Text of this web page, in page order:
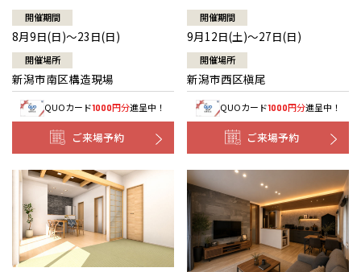
開催期間
8月9日(日)～23日(日)
開催場所
新潟市南区構造現場
QUOカード1000円分進呈中！
ご来場予約
開催期間
9月12日(土)～27日(日)
開催場所
新潟市西区槇尾
QUOカード1000円分進呈中！
ご来場予約